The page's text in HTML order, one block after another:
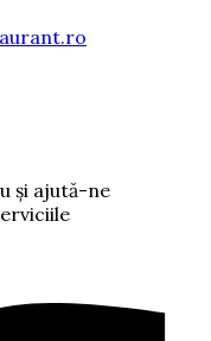
și ajută-ne